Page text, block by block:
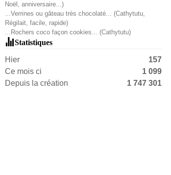
Noël, anniversaire...)
...Verrines ou gâteau très chocolaté... (Cathytutu,
Régilait, facile, rapide)
...Rochers coco façon cookies... (Cathytutu)
Statistiques
Hier
157
Ce mois ci
1 099
Depuis la création
1 747 301